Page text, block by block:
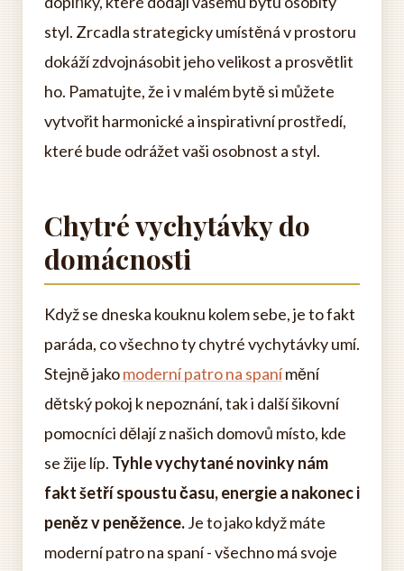
styl. Zrcadla strategicky umístěná v prostoru
dokáží zdvojnásobit jeho velikost a prosvětlit
ho. Pamatujte, že i v malém bytě si můžete
vytvořit harmonické a inspirativní prostředí,
které bude odrážet vaši osobnost a styl.
Chytré vychytávky do
domácnosti
Když se dneska kouknu kolem sebe, je to fakt
paráda, co všechno ty chytré vychytávky umí.
Stejně jakomoderní patro na spanímění
dětský pokoj k nepoznání, tak i další šikovní
pomocníci dělají z našich domovů místo, kde
se žije líp. Tyhle vychytané novinky nám
fakt šetří spoustu času, energie a nakonec i
peněz v peněžence.Je to jako když máte
moderní patro na spaní - všechno má svoje